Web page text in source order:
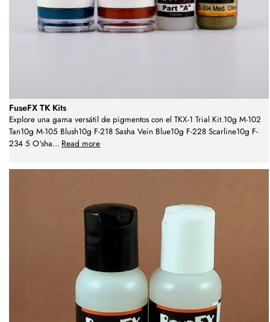
FuseFX TK Kits
Explore una gama versátil de pigmentos con el TKX-1 Trial Kit.10g M-102
Tan10g M-105 Blush10g F-218 Sasha Vein Blue10g F-228 Scarline10g F-
234 5 O'sha... Read more